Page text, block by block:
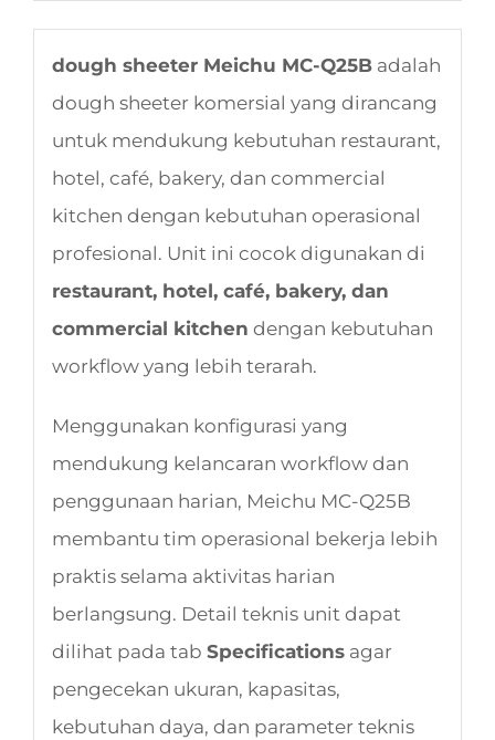
dough sheeter Meichu MC-Q25Badalah
dough sheeter komersial yang dirancang
untuk mendukung kebutuhan restaurant,
hotel, café, bakery, dan commercial
kitchen dengan kebutuhan operasional
profesional. Unit ini cocok digunakan di
restaurant, hotel, café, bakery, dan
commercial kitchen dengan kebutuhan
workflow yang lebih terarah.
Menggunakan konfigurasi yang
mendukung kelancaran workflow dan
penggunaan harian, Meichu MC-Q25B
membantu tim operasional bekerja lebih
praktis selama aktivitas harian
berlangsung. Detail teknis unit dapat
dilihat pada tab Specificationsagar
pengecekan ukuran, kapasitas,
kebutuhan daya, dan parameter teknis